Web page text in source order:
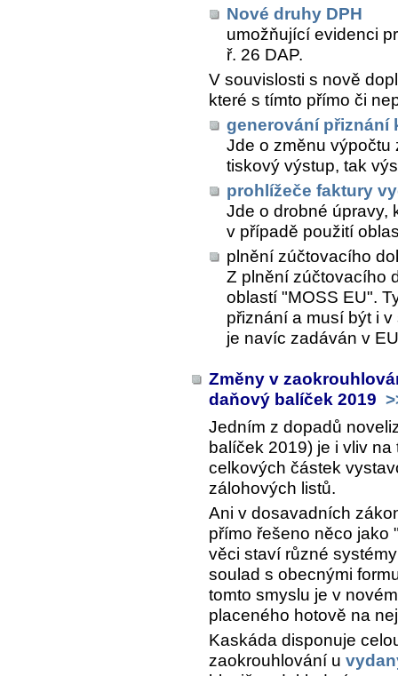
Nové druhy DPH
umožňující evidenci
ř. 26 DAP.
V souvislosti s nově
které s tímto přímo či
generování přiznání
Jde o změnu výpočtu
tiskový výstup, tak
prohlížeče faktury
Jde o drobné úpravy,
v případě použití
plnění zúčtovacího
Z plnění zúčtovacího
oblastí "MOSS EU".
přiznání a musí být i
je navíc zadáván v
Změny v
daňový balíček 2019
Jedním z dopadů
balíček 2019) je i vliv
celkových částek
zálohových listů.
Ani v dosavadních
přímo řešeno něco jako
věci staví různé
soulad s obecnými
tomto smyslu je v
placeného hotově na
Kaskáda disponuje
zaokrouhlování u